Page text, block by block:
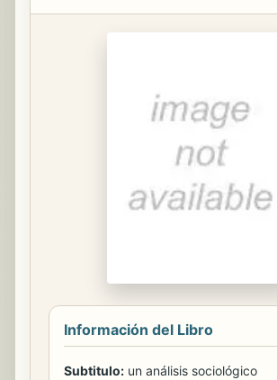
Información del Libro
Subtitulo: un análisis sociológico